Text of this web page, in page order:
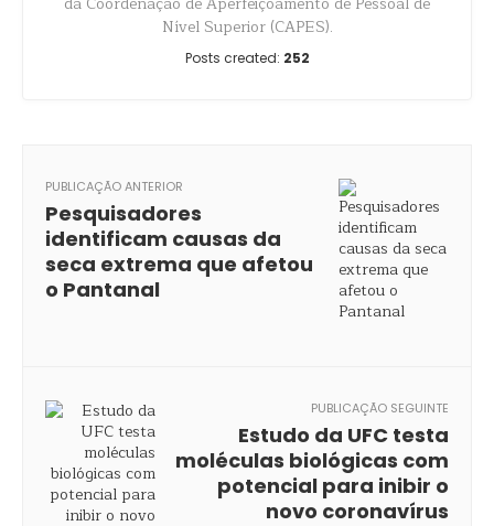
Nível Superior (CAPES).
Posts created: 252
PUBLICAÇÃO ANTERIOR
Pesquisadores
identificam causas da
seca extrema que afetou
o Pantanal
PUBLICAÇÃO SEGUINTE
Estudo da UFC testa
moléculas biológicas com
potencial para inibir o
novo coronavírus